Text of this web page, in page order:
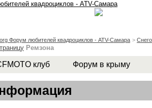
Форум любителей квадроциклов - ATV-Самара >
Ремзона
клуб Форум в крыму